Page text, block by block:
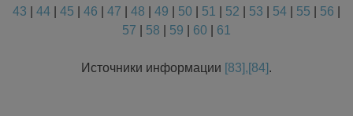
43 44 45 46 47 48 49 50 51 52 53 54 55 56
57
58 59 60 61
Источники информации [83],[84].